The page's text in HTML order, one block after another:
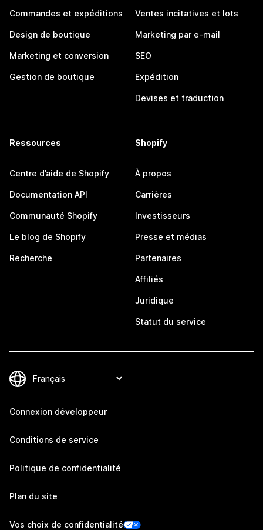
Commandes et expéditions
Design de boutique
Marketing et conversion
Gestion de boutique
Ventes incitatives et lots
Marketing par e-mail
SEO
Expédition
Devises et traduction
Ressources
Centre d’aide de Shopify
Documentation API
Communauté Shopify
Le blog de Shopify
Recherche
Shopify
À propos
Carrières
Investisseurs
Presse et médias
Partenaires
Affiliés
Juridique
Statut du service
Connexion développeur
Conditions de service
Politique de confidentialité
Plan du site
Vos choix de confidentialité